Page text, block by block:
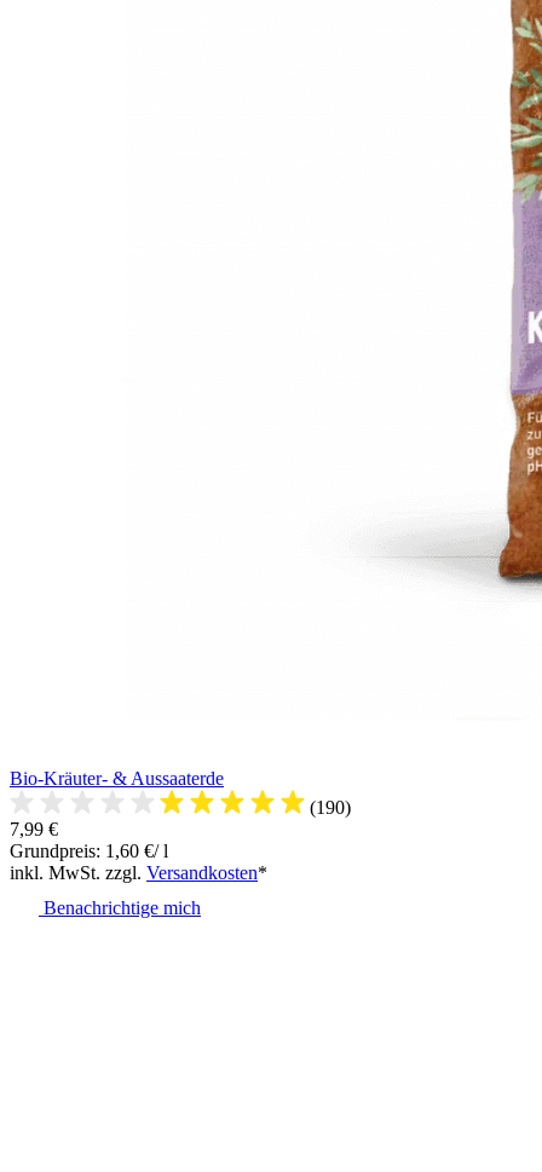
Bio-Kräuter- & Aussaaterde
(190)
7,99 €
Grundpreis: 1,60 €/ l
inkl. MwSt. zzgl. Versandkosten*
Benachrichtige mich